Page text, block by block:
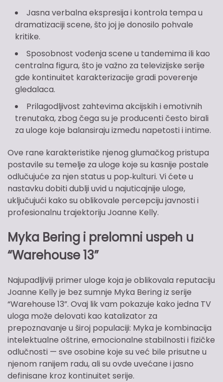
Jasna verbalna ekspresija i kontrola tempa u
dramatizaciji scene, što joj je donosilo pohvale
kritike.
Sposobnost vođenja scene u tandemima ili kao
centralna figura, što je važno za televizijske serije
gde kontinuitet karakterizacije gradi poverenje
gledalaca.
Prilagodljivost zahtevima akcijskih i emotivnih
trenutaka, zbog čega su je producenti često birali
za uloge koje balansiraju između napetosti i intime.
Ove rane karakteristike njenog glumačkog pristupa
postavile su temelje za uloge koje su kasnije postale
odlučujuće za njen status u pop‑kulturi. Vi ćete u
nastavku dobiti dublji uvid u najuticajnije uloge,
uključujući kako su oblikovale percepciju javnosti i
profesionalnu trajektoriju Joanne Kelly.
Myka Bering i prelomni uspeh u
“Warehouse 13”
Najupadljiviji primer uloge koja je oblikovala reputaciju
Joanne Kelly je bez sumnje Myka Bering iz serije
“Warehouse 13”. Ovaj lik vam pokazuje kako jedna TV
uloga može delovati kao katalizator za
prepoznavanje u široj populaciji: Myka je kombinacija
intelektualne oštrine, emocionalne stabilnosti i fizičke
odlučnosti — sve osobine koje su već bile prisutne u
njenom ranijem radu, ali su ovde uvećane i jasno
definisane kroz kontinuitet serije.